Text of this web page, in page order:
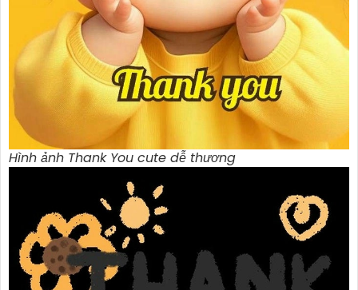
Hình ảnh Thank You cute dễ thương